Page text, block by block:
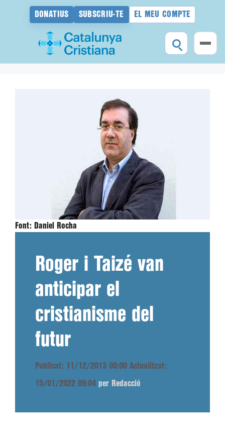
DONATIUS SUBSCRIU-TE EL MEU COMPTE
Font: Daniel Rocha
Roger i Taizé van
anticipar el
cristianisme del
futur
Publicat: 11/12/2013 00:00 Actualitzat:
15/01/2022 09:04 per Redacció